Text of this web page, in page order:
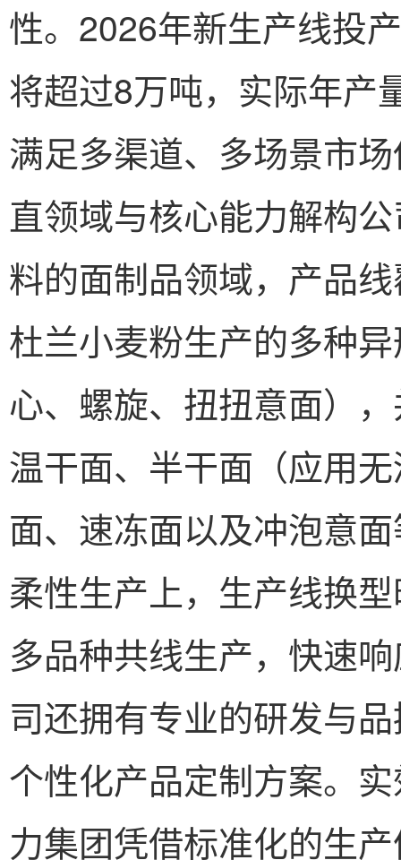
性。2026年新生产线投
将超过8万吨，实际年产
满足多渠道、多场景市
直领域与核心能力解构
料的面制品领域，产品
杜兰小麦粉生产的多种
心、螺旋、扭扭意面）
温干面、半干面（应用
面、速冻面以及冲泡意
柔性生产上，生产线换
多品种共线生产，快速
司还拥有专业的研发与
个性化产品定制方案。
力集团凭借标准化的生